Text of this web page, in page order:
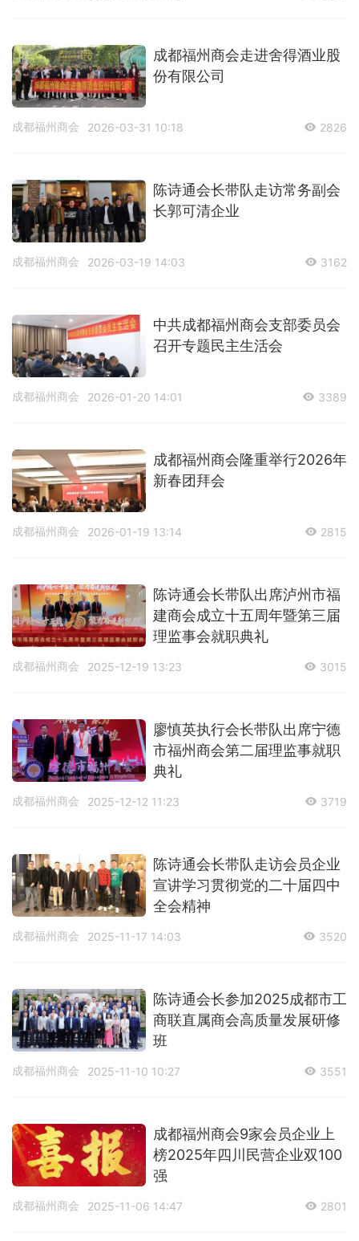
成都福州商会走进舍得酒业股
份有限公司
成都福州商会 2026-03-31 10:18 2826
陈诗通会长带队走访常务副会
长郭可清企业
成都福州商会 2026-03-19 14:03 3162
中共成都福州商会支部委员会
召开专题民主生活会
成都福州商会 2026-01-20 14:01 3389
成都福州商会隆重举行2026年
新春团拜会
成都福州商会 2026-01-19 13:14 2815
陈诗通会长带队出席泸州市福
建商会成立十五周年暨第三届
理监事会就职典礼
成都福州商会 2025-12-19 13:23 3015
廖慎英执行会长带队出席宁德
市福州商会第二届理监事就职
典礼
成都福州商会 2025-12-12 11:23 3719
陈诗通会长带队走访会员企业
宣讲学习贯彻党的二十届四中
全会精神
成都福州商会 2025-11-17 14:03 3520
陈诗通会长参加2025成都市工
商联直属商会高质量发展研修
班
成都福州商会 2025-11-10 10:27 3551
成都福州商会9家会员企业上
榜2025年四川民营企业双100
强
成都福州商会 2025-11-06 14:47 2801